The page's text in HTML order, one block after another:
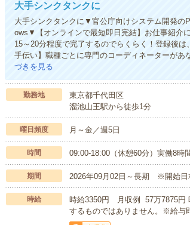
大手シンクタンクに
大手シンクタンクに▼官公庁向けシステム開発
ows▼【オンラインで最短即日完結】お仕事紹介
15～20分程度で完了するのでらくらく！登録後
手伝い】職種ごとに専門のコーディネーターが
づきを見る
勤務地
東京都千代田区
溜池山王駅から徒歩1分
曜日頻度 月～金／週5日
時間 09:00-18:00（休憩60分）実働8時
期間 2026年09月02日～長期 ※開始
時給
時給3350円 月収例 57万7875円
するものではありません。※給与